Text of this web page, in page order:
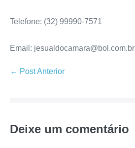
Telefone: (32) 99990-7571
Email: jesualdocamara@bol.com.br
← Post Anterior
Deixe um comentário